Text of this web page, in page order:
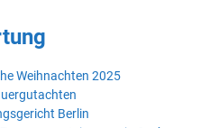
Weihnachten 2025
Berlin